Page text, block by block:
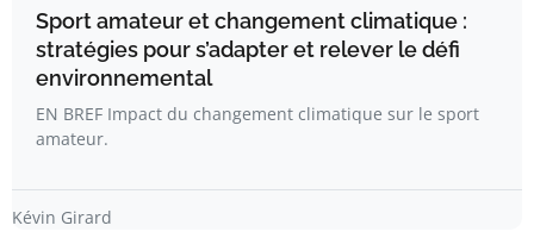
Sport amateur et changement climatique :
stratégies pour s’adapter et relever le défi
environnemental
EN BREF Impact du changement climatique sur le sport
amateur.
Kévin Girard